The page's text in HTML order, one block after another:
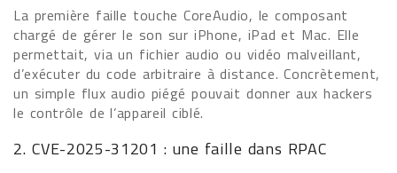
La première faille touche CoreAudio, le composant
chargé de gérer le son sur iPhone, iPad et Mac. Elle
permettait, via un fichier audio ou vidéo malveillant,
d’exécuter du code arbitraire à distance. Concrètement,
un simple flux audio piégé pouvait donner aux hackers
le contrôle de l’appareil ciblé.
2. CVE-2025-31201 : une faille dans RPAC